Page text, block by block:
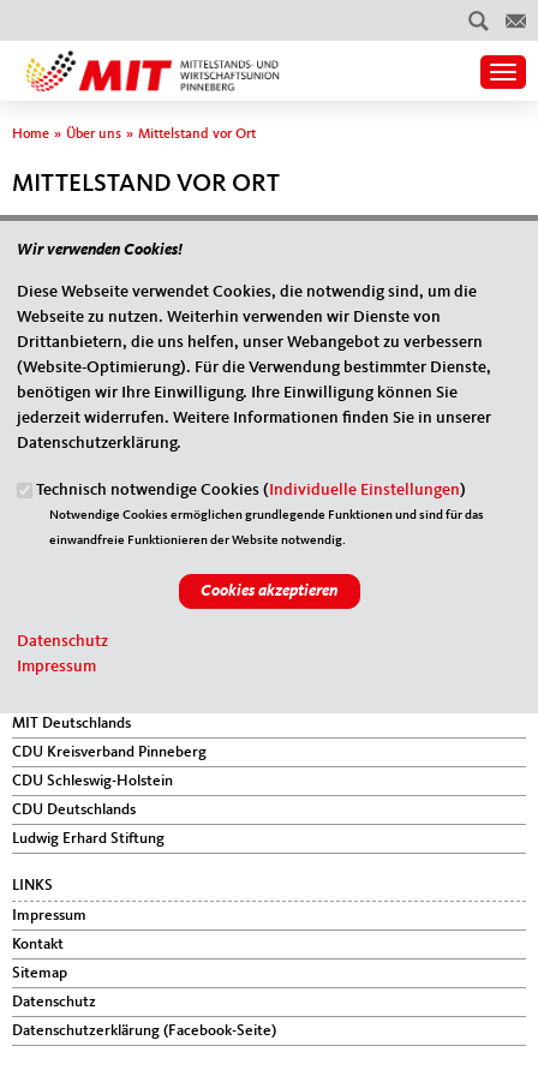
Sie sind hier
Home » Über uns » Mittelstand vor Ort
MITTELSTAND VOR ORT
MIT "vor Ort" Bezirke Kreis Pinneberg
Starke Aufgabenverteilung der MIT vor Ort
Fußbereich
ANSCHRIFT
c/o Ing. Kole Gjoka
Gerlingweg 88
IM WEB
MIT Deutschlands
CDU Kreisverband Pinneberg
CDU Schleswig-Holstein
CDU Deutschlands
Ludwig Erhard Stiftung
LINKS
Impressum
Kontakt
Sitemap
Datenschutz
Datenschutzerklärung (Facebook-Seite)
Wir verwenden Cookies!
Diese Webseite verwendet Cookies, die notwendig sind, um die
Webseite zu nutzen. Weiterhin verwenden wir Dienste von
Drittanbietern, die uns helfen, unser Webangebot zu verbessern
(Website-Optimierung). Für die Verwendung bestimmter Dienste,
benötigen wir Ihre Einwilligung. Ihre Einwilligung können Sie
jederzeit widerrufen. Weitere Informationen finden Sie in unserer
Datenschutzerklärung.
Technisch notwendige Cookies (Individuelle Einstellungen)
Notwendige Cookies ermöglichen grundlegende Funktionen und sind für das
einwandfreie Funktionieren der Website notwendig.
Datenschutz
Impressum